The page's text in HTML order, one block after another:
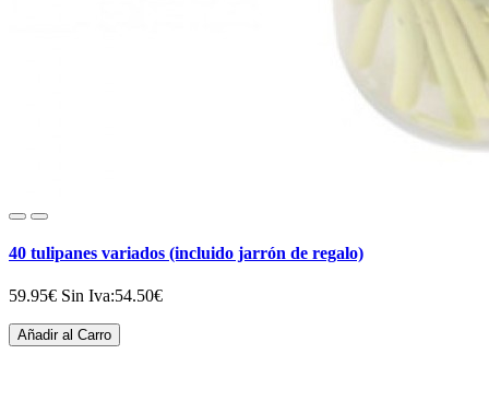
40 tulipanes variados (incluido jarrón de regalo)
59.95€ Sin Iva:54.50€
Añadir al Carro